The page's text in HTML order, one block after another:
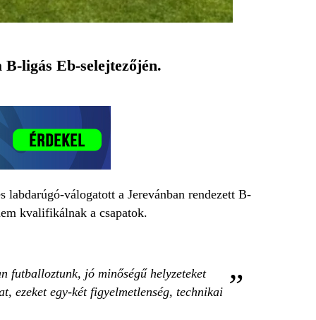
ligás Eb-selejtezőjén.
válogatott a Jerevánban rendezett B-
kvalifikálnak a csapatok.
futballoztunk, jó minőségű helyzeteket
ezeket egy-két figyelmetlenség, technikai